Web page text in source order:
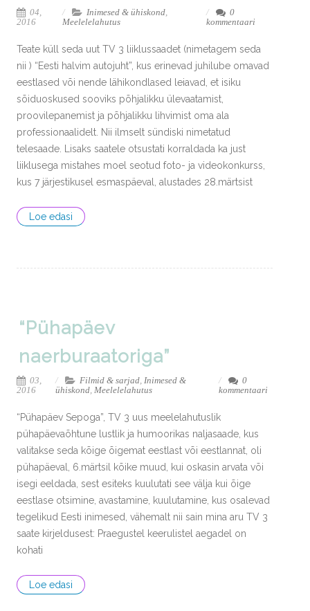
04,
2016
Inimesed & ühiskond,
Meelelelahutus
0
kommentaari
Teate küll seda uut TV 3 liiklussaadet (nimetagem seda
nii ) “Eesti halvim autojuht”, kus erinevad juhilube omavad
eestlased või nende lähikondlased leiavad, et isiku
sõiduoskused sooviks põhjalikku ülevaatamist,
proovilepanemist ja põhjalikku lihvimist oma ala
professionaalidelt. Nii ilmselt sündiski nimetatud
telesaade. Lisaks saatele otsustati korraldada ka just
liiklusega mistahes moel seotud foto- ja videokonkurss,
kus 7 järjestikusel esmaspäeval, alustades 28.märtsist
Loe edasi
“Pühapäev
naerburaatoriga”
03,
2016
Filmid & sarjad, Inimesed &
ühiskond, Meelelelahutus
0
kommentaari
“Pühapäev Sepoga”, TV 3 uus meelelahutuslik
pühapäevaõhtune lustlik ja humoorikas naljasaade, kus
valitakse seda kõige õigemat eestlast või eestlannat, oli
pühapäeval, 6.märtsil kõike muud, kui oskasin arvata või
isegi eeldada, sest esiteks kuulutati see välja kui õige
eestlase otsimine, avastamine, kuulutamine, kus osalevad
tegelikud Eesti inimesed, vähemalt nii sain mina aru TV 3
saate kirjeldusest: Praegustel keerulistel aegadel on
kohati
Loe edasi